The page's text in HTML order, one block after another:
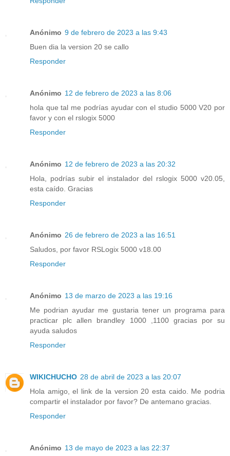
Anónimo 9 de febrero de 2023 a las 9:43
Buen dia la version 20 se callo
Responder
Anónimo 12 de febrero de 2023 a las 8:06
hola que tal me podrías ayudar con el studio 5000 V20 por
favor y con el rslogix 5000
Responder
Anónimo 12 de febrero de 2023 a las 20:32
Hola, podrías subir el instalador del rslogix 5000 v20.05,
esta caído. Gracias
Responder
Anónimo 26 de febrero de 2023 a las 16:51
Saludos, por favor RSLogix 5000 v18.00
Responder
Anónimo 13 de marzo de 2023 a las 19:16
Me podrian ayudar me gustaria tener un programa para
practicar plc allen brandley 1000 ,1100 gracias por su
ayuda saludos
Responder
WIKICHUCHO 28 de abril de 2023 a las 20:07
Hola amigo, el link de la version 20 esta caido. Me podria
compartir el instalador por favor? De antemano gracias.
Responder
Anónimo 13 de mayo de 2023 a las 22:37